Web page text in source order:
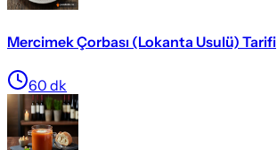
Mercimek Çorbası (Lokanta Usulü) Tarifi
60 dk